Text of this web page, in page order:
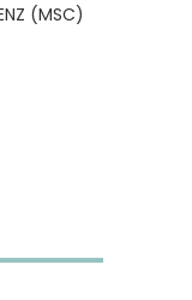
(MSC)